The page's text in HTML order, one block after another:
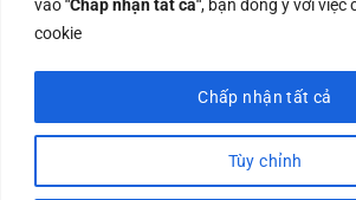
vào"Chấp nhận tất cả", bạn đồng ý với việc
cookie
Tùy chỉnh
Chấp nhận tất cả
14/06/2019 bởi Sở Kế Hoạch và Đầu Tư Tp.